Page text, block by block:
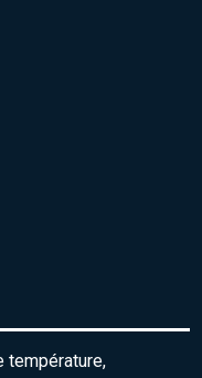
température,